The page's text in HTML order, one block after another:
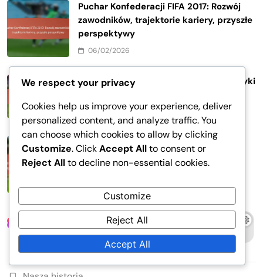
Puchar Konfederacji FIFA 2017: Rozwój
zawodników, trajektorie kariery, przyszłe
perspektywy
06/02/2026
Puchar Konfederacji FIFA 2017: Statystyki
04/02/2026
Puchar Konfederacji FIFA 2017: Role
Graczy, Odpowiedzialności Taktyczne,
Wszechstronność
28/01/2026
We respect your privacy
Cookies help us improve your experience, deliver
personalized content, and analyze traffic. You
can choose which cookies to allow by clicking
Customize. ClickAccept Allto consent or
Reject Allto decline non-essential cookies.
Customize
Reject All
Accept All